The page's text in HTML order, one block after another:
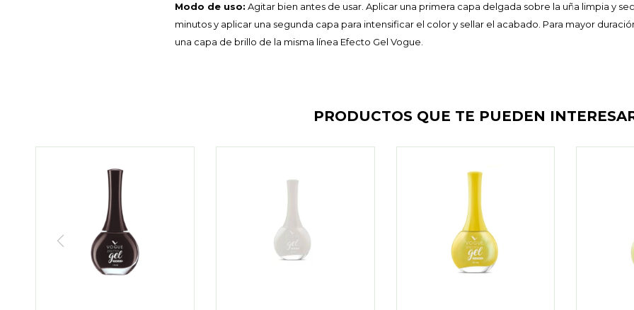
Modo de uso: Agitar bien antes de usar. Aplicar una primera capa delgada sobre la uña limpia y
minutos y aplicar una segunda capa para intensificar el color y sellar el acabado. Para mayor
una capa de brillo de la misma línea Efecto Gel Vogue.
PRODUCTOS QUE TE PUEDEN